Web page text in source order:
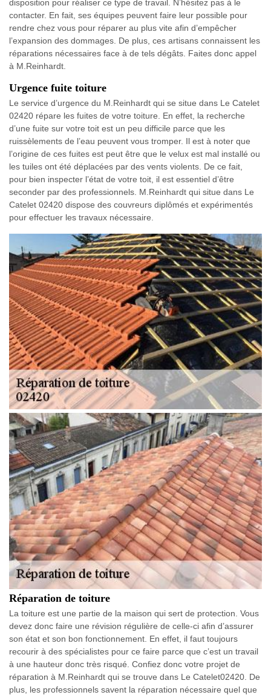
disposition pour réaliser ce type de travail. N’hésitez pas à le
contacter. En fait, ses équipes peuvent faire leur possible pour
rendre chez vous pour réparer au plus vite afin d’empêcher
l’expansion des dommages. De plus, ces artisans connaissent les
réparations nécessaires face à de tels dégâts. Faites donc appel
à M.Reinhardt.
Urgence fuite toiture
Le service d’urgence du M.Reinhardt qui se situe dans Le Catelet
02420 répare les fuites de votre toiture. En effet, la recherche
d’une fuite sur votre toit est un peu difficile parce que les
ruissèlements de l’eau peuvent vous tromper. Il est à noter que
l’origine de ces fuites est peut être que le velux est mal installé ou
les tuiles ont été déplacées par des vents violents. De ce fait,
pour bien inspecter l’état de votre toit, il est essentiel d’être
seconder par des professionnels. M.Reinhardt qui situe dans Le
Catelet 02420 dispose des couvreurs diplômés et expérimentés
pour effectuer les travaux nécessaire.
Réparation de toiture
La toiture est une partie de la maison qui sert de protection. Vous
devez donc faire une révision régulière de celle-ci afin d’assurer
son état et son bon fonctionnement. En effet, il faut toujours
recourir à des spécialistes pour ce faire parce que c’est un travail
à une hauteur donc très risqué. Confiez donc votre projet de
réparation à M.Reinhardt qui se trouve dans Le Catelet02420. De
plus, les professionnels savent la réparation nécessaire quel que